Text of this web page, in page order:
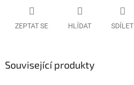
ZEPTAT SE HLÍDAT SDÍLET
Související produkty